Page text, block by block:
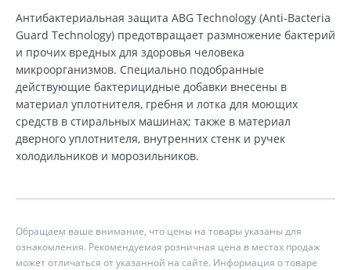
Антибактериальная защита ABG Technology (Anti-Bacteria
Guard Technology) предотвращает размножение бактерий
и прочих вредных для здоровья человека
микроорганизмов. Специально подобранные
действующие бактерицидные добавки внесены в
материал уплотнителя, гребня и лотка для моющих
средств в стиральных машинах; также в материал
дверного уплотнителя, внутренних стенк и ручек
холодильников и морозильников.
Обращаем ваше внимание, что цены на товары указаны для
ознакомления. Рекомендуемая розничная цена в местах продаж
может отличаться от указанной на сайте. Информация о товаре